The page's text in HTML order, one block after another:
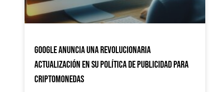
Google Anuncia una Revolucionaria
Actualización en su Política de Publicidad para
Criptomonedas